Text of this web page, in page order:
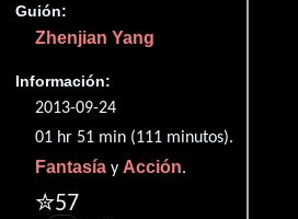
Guión:
Zhenjian Yang
Información:
2013-09-24
01 hr 51 min (111 minutos).
Fantasía y Acción.
✮57